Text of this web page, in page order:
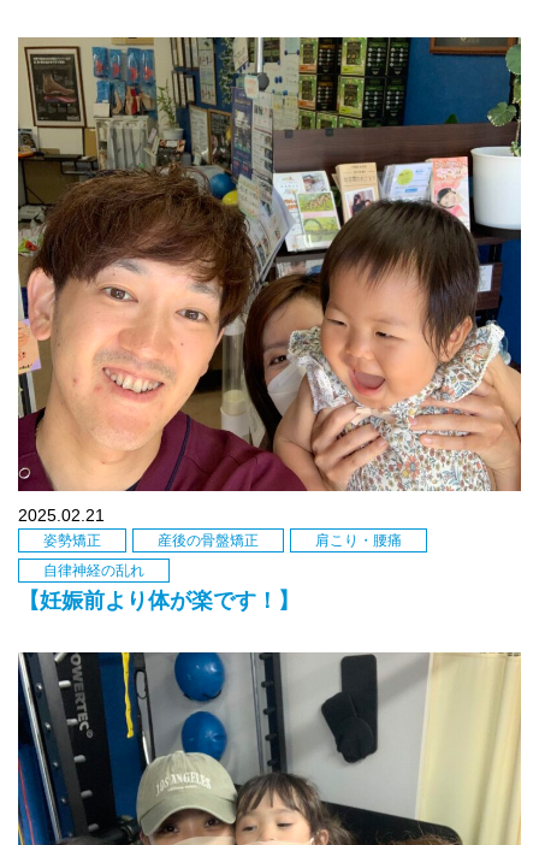
2025.02.21
姿勢矯正 産後の骨盤矯正
肩こり・腰痛
自律神経の乱れ
【妊娠前より体が楽です！】